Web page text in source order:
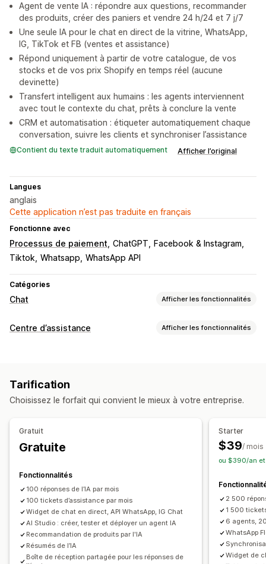
Agent de vente IA : répondre aux questions, recommander
des produits, créer des paniers et vendre 24 h/24 et 7 j/7
Une seule IA pour le chat en direct de la vitrine, WhatsApp,
IG, TikTok et FB (ventes et assistance)
Répond uniquement à partir de votre catalogue, de vos
stocks et de vos prix Shopify en temps réel (aucune
devinette)
Transfert intelligent aux humains : les agents interviennent
avec tout le contexte du chat, prêts à conclure la vente
CRM et automatisation : étiqueter automatiquement chaque
conversation, suivre les clients et synchroniser l’assistance
Contient du texte traduit automatiquement Afficher l’original
Langues
anglais
Cette application n’est pas traduite en français
Fonctionne avec
Processus de paiement ChatGPT
Facebook & Instagram
Tiktok Whatsapp WhatsApp API
Catégories
Chat Afficher les fonctionnalités
Messagerie en temps réel
Suivi du comportement
Informations sur le client
Réponses automatisées
Récupération de panier
FAQ
Salutations Recommandations de produits
Réponses rapides Demandes de vérification
Alertes d’expédition
Mises à jour des commandes
Vente croisée Vente incitative
Sondages
Transcription d’envoi
Personnalisation
Centre d’assistance Afficher les fonctionnalités
Libre-service
Déclencheurs basés sur des règles
Détection de courriers indésirables
Suivi des commandes
Notifications clients
Sondages sur le retour d’expérience
Multilingue
Analyses de données Rapports
Tarification
Choisissez le forfait qui convient le mieux à votre entreprise.
Gratuit
Gratuite
Fonctionnalités
100 réponses de l’IA par mois
100 tickets d’assistance par mois
Widget de chat en direct, API WhatsApp, IG Chat
AI Studio : créer, tester et déployer un agent IA
Recommandation de produits par l'IA
Résumés de l’IA
Boîte de réception partagée pour les réponses de
Starter
$39/ mois
ou $390/an et
2 500
1 500
6 agents,
WhatsApp
Widget de